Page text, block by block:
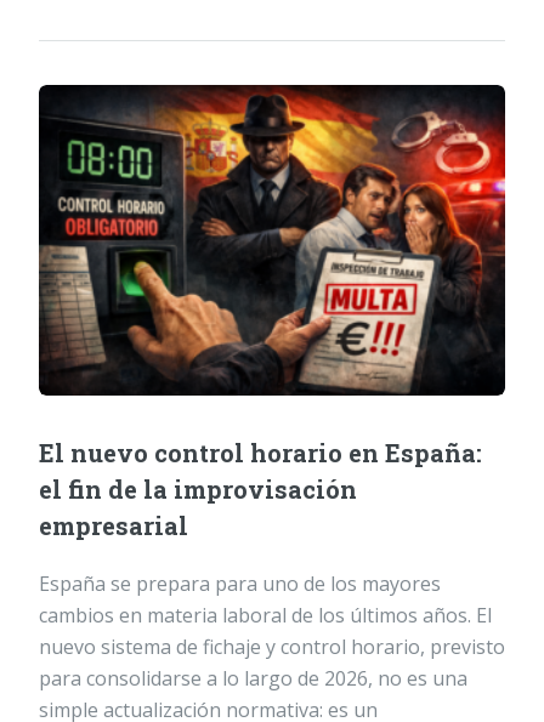
El nuevo control horario en España:
el fin de la improvisación
empresarial
España se prepara para uno de los mayores
cambios en materia laboral de los últimos años. El
nuevo sistema de fichaje y control horario, previsto
para consolidarse a lo largo de 2026, no es una
simple actualización normativa: es un